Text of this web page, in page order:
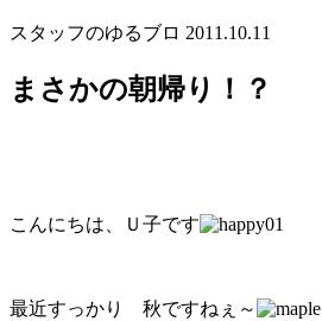
スタッフのゆるブロ 2011.10.11
まさかの朝帰り！？
こんにちは、Ｕ子です
最近すっかり 秋ですねぇ～